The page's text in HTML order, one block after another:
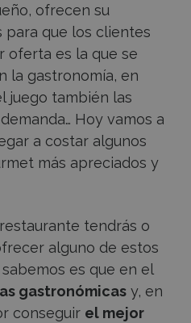
ofrecen su
que los clientes
oferta es la que se
la gastronomía, en
juego también las
Hoy vamos a
a costar algunos
más apreciados y
tendrás o
alguno de estos
sabemos es que en el
gastronómicas y, en
conseguir el mejor